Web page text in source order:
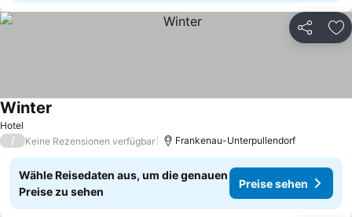
Teilen
Hotel
Winter
/ Keine Rezensionen verfügbar Frankenau-Unterpullendorf
Wähle Reisedaten aus, um die genauen
Preise zu sehen
Preise sehen